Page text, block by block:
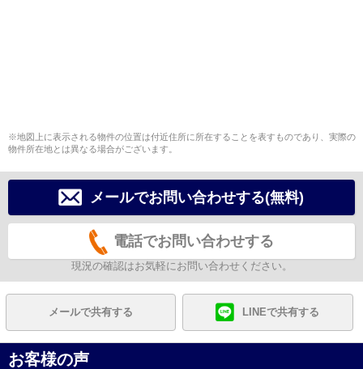
※地図上に表示される物件の位置は付近住所に所在することを表すものであり、実際の
物件所在地とは異なる場合がございます。
メールでお問い合わせする(無料)
電話でお問い合わせする
現況の確認はお気軽にお問い合わせください。
メールで共有する LINEで共有する
お客様の声